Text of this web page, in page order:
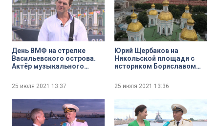
День ВМФ на стрелке
Васильевского острова.
Актёр музыкального
25 июля 2021 13:37
Юрий Щербаков на
Никольской площади с
историком Бориславом
25 июля 2021 13:36